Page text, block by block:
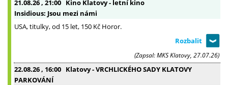
21.08.26 , 21:00 Kino Klatovy - letní kino
Insidious: Jsou mezi námi
USA, titulky, od 15 let, 150 Kč Horor.
(Zapsal: MKS Klatovy, 27.07.26)
22.08.26 , 16:00 Klatovy - VRCHLICKÉHO SADY KLATOVY
PARKOVÁNÍ